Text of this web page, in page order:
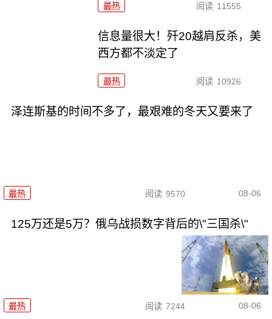
最热 阅读 11555
信息量很大！歼20越肩反杀，美
西方都不淡定了
最热 阅读 10926
泽连斯基的时间不多了，最艰难的冬天又要来了
最热 阅读 9570 08-06
125万还是5万？俄乌战损数字背后的\"三国杀\"
最热 阅读 7244 08-06